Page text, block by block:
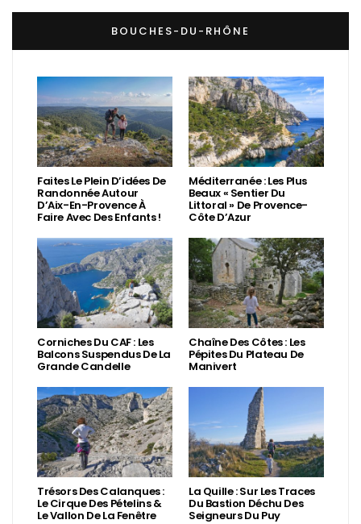
BOUCHES-DU-RHÔNE
Faites Le Plein D’idées De
Randonnée Autour
D’Aix-En-Provence À
Faire Avec Des Enfants !
Méditerranée : Les Plus
Beaux « Sentier Du
Littoral » De Provence-
Côte D’Azur
Corniches Du CAF : Les
Balcons Suspendus De La
Grande Candelle
Chaîne Des Côtes : Les
Pépites Du Plateau De
Manivert
Trésors Des Calanques :
Le Cirque Des Pételins &
Le Vallon De La Fenêtre
La Quille : Sur Les Traces
Du Bastion Déchu Des
Seigneurs Du Puy